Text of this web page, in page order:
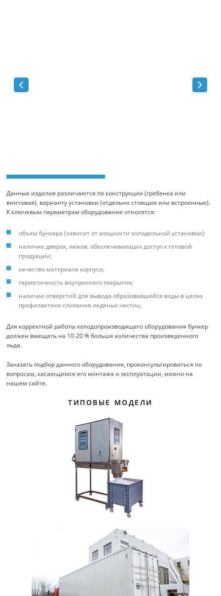
Данные изделия различаются по конструкции (гребенка или
винтовая), варианту установки (отдельно стоящие или встроенные).
К ключевым параметрам оборудования относятся:
объем бункера (зависит от мощности холодильной установки);
наличие дверок, люков, обеспечивающих доступ к готовой
продукции;
качество материала корпуса;
герметичность внутреннего покрытия;
наличие отверстий для вывода образовавшейся воды в целях
профилактики слипания ледяных частиц.
Для корректной работы холодопроизводящего оборудования бункер
должен вмещать на 10-20 % больше количества произведенного
льда.
Заказать подбор данного оборудования, проконсультироваться по
вопросам, касающимся его монтажа и эксплуатации, можно на
нашем сайте.
ТИПОВЫЕ МОДЕЛИ